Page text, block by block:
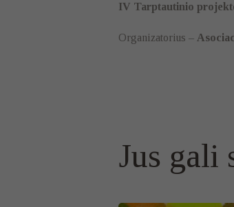
IV Tarptautinio
Organizatorius –
Jus gali